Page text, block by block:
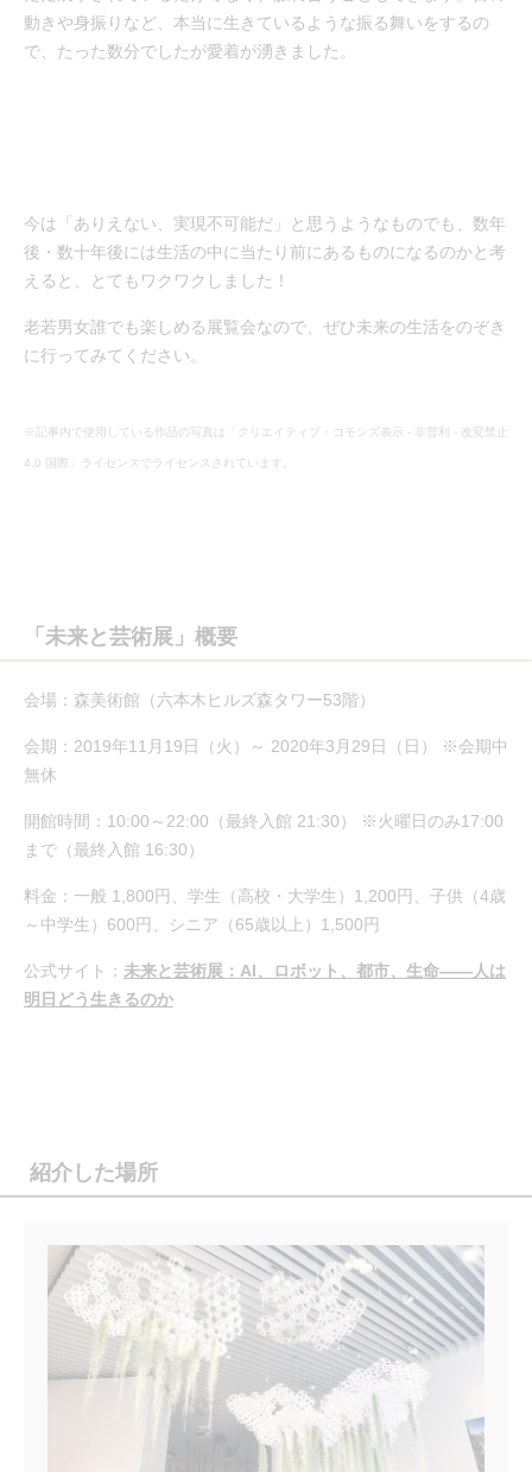
動きや身振りなど、本当に生きているような振る舞いをするの
で、たった数分でしたが愛着が湧きました。
今は「ありえない、実現不可能だ」と思うようなものでも、数年
後・数十年後には生活の中に当たり前にあるものになるのかと考
えると、とてもワクワクしました！
老若男女誰でも楽しめる展覧会なので、ぜひ未来の生活をのぞき
に行ってみてください。
※記事内で使用している作品の写真は「クリエイティブ・コモンズ表示 - 非営利 - 改変禁止
4.0 国際」ライセンスでライセンスされています。
「未来と芸術展」概要
会場：森美術館（六本木ヒルズ森タワー53階）
会期：2019年11月19日（火）～ 2020年3月29日（日） ※会期中
無休
開館時間：10:00～22:00（最終入館 21:30） ※火曜日のみ17:00
まで（最終入館 16:30）
料金：一般 1,800円、学生（高校・大学生）1,200円、子供（4歳
～中学生）600円、シニア（65歳以上）1,500円
公式サイト： 未来と芸術展：AI、ロボット、都市、生命――人は
明日どう生きるのか
紹介した場所